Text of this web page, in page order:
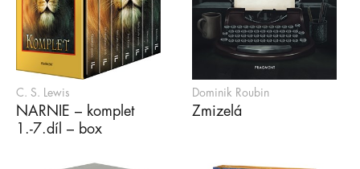
C. S. Lewis
NARNIE – komplet
1.-7.díl – box
Dominik Roubin
Zmizelá